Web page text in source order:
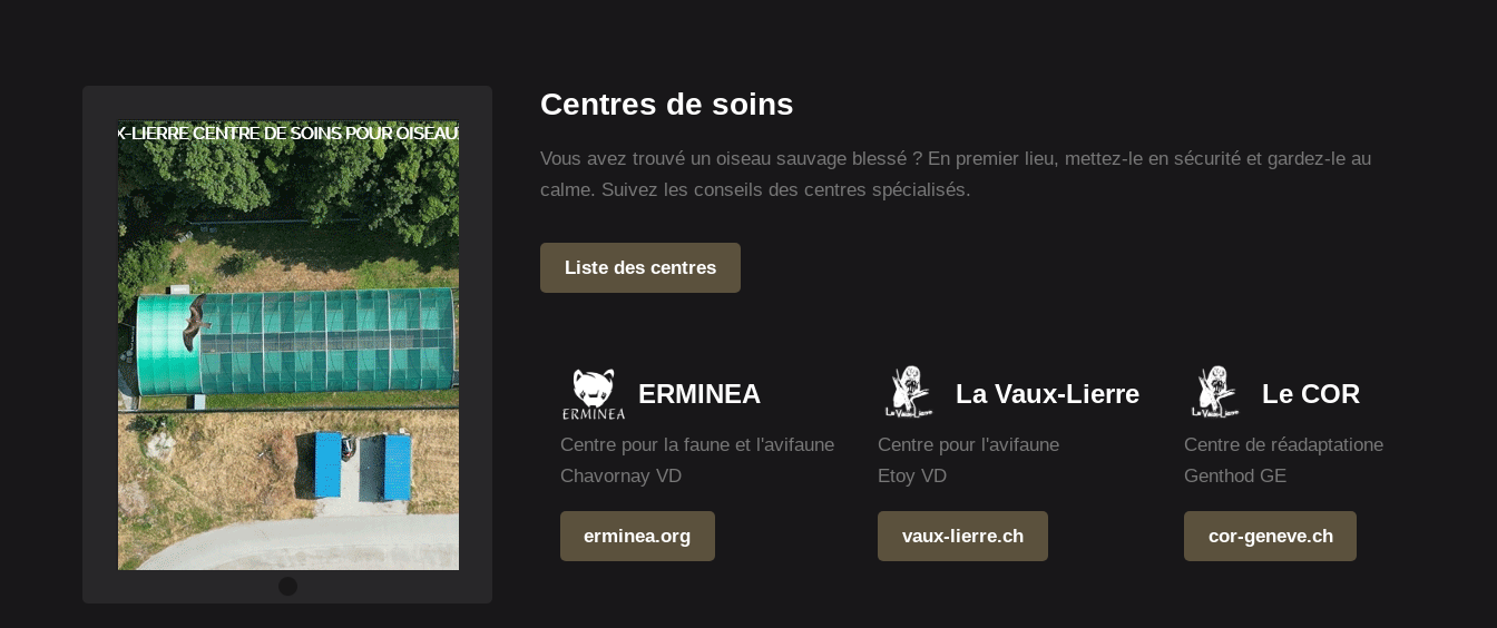
Centres de soins
Vous avez trouvé un oiseau sauvage blessé ? En premier lieu, mettez-le en sécurité et gardez-le au
calme. Suivez les conseils des centres spécialisés.
Liste des centres
ERMINEA
Centre pour la faune et l'avifaune
Chavornay VD
erminea.org
La Vaux-Lierre
Centre pour l'avifaune
Etoy VD
vaux-lierre.ch
Le COR
Centre de réadaptatione
Genthod GE
cor-geneve.ch